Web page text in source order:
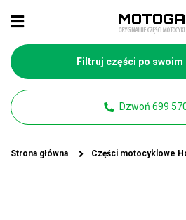
Filtruj części po swoim
Dzwoń 699
Strona główna Części motocyklowe